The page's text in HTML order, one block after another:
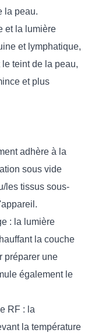
la peau.
et la lumière
et lymphatique,
teint de la peau,
et plus
adhère à la
sous vide
les tissus sous-
: la lumière
la couche
préparer une
également le
RF : la
la température